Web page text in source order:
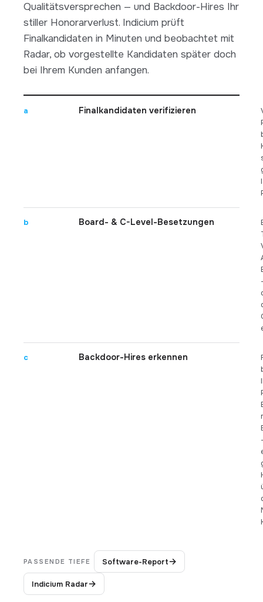
Qualitätsversprechen — und Backdoor-Hires Ihr
stiller Honorarverlust. Indicium prüft
Finalkandidaten in Minuten und beobachtet mit
Radar, ob vorgestellte Kandidaten später doch
bei Ihrem Kunden anfangen.
a Finalkandidaten verifizieren
b Board- & C-Level-Besetzungen
c Backdoor-Hires erkennen
PASSENDE TIEFE Software-Report→
Indicium Radar→